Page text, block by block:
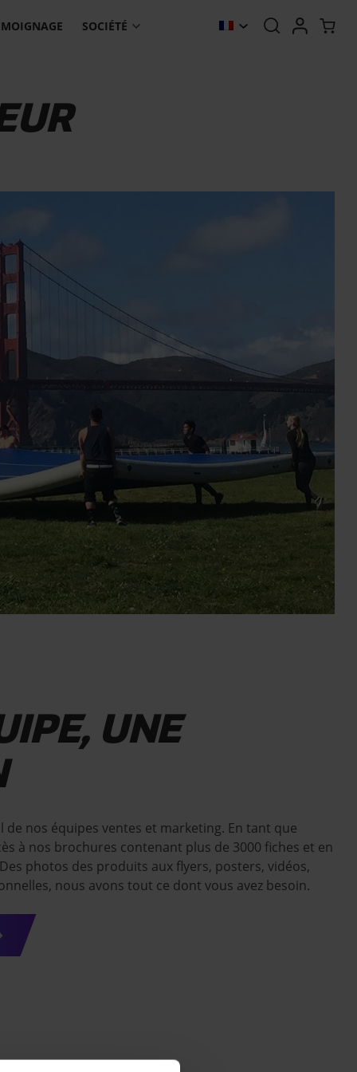
SOCIÉTÉ
UNE
nos équipes ventes et marketing. En tant que
à nos brochures contenant plus de 3000 fiches et en
photos des produits aux flyers, posters, vidéos,
nous avons tout ce dont vous avez besoin.